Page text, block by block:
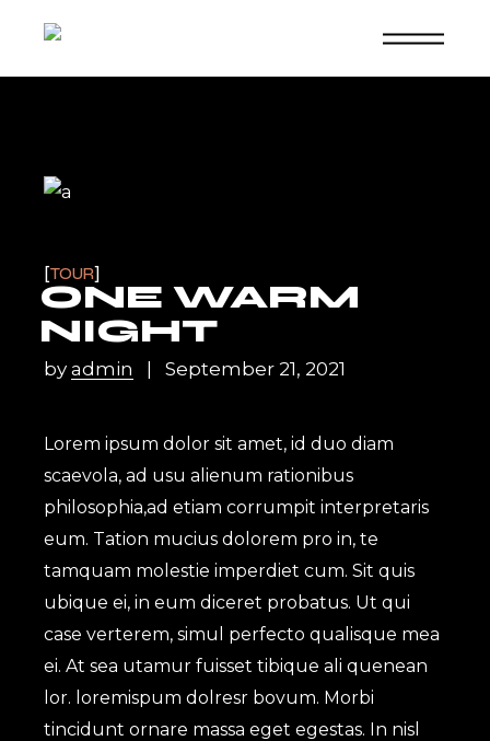
TOUR
ONE WARM
NIGHT
byadmin September 21, 2021
Lorem ipsum dolor sit amet, id duo diam
scaevola, ad usu alienum rationibus
philosophia,ad etiam corrumpit interpretaris
eum. Tation mucius dolorem pro in, te
tamquam molestie imperdiet cum. Sit quis
ubique ei, in eum diceret probatus. Ut qui
case verterem, simul perfecto qualisque mea
ei. At sea utamur fuisset tibique ali quenean
lor. loremispum dolresr bovum. Morbi
tincidunt ornare massa eget egestas. In nisl